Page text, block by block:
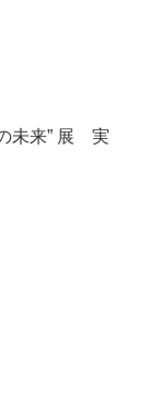
未来” 展 実